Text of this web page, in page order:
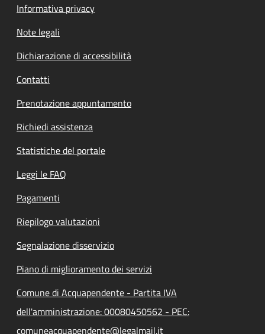
Informativa privacy
Note legali
Dichiarazione di accessibilità
Contatti
Prenotazione appuntamento
Richiedi assistenza
Statistiche del portale
Leggi le FAQ
Pagamenti
Riepilogo valutazioni
Segnalazione disservizio
Piano di miglioramento dei servizi
Comune di Acquapendente - Partita IVA
dell'amministrazione: 00080450562 - PEC:
comuneacquapendente@legalmail.it